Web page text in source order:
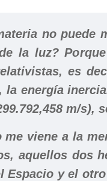
no puede
la luz?
es
la energía
m/s),
me viene a la
aquellos dos
Espacio y el